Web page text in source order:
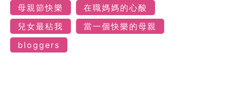
母親節快樂
在職媽媽的心酸
兒女最秥我
當一個快樂的母親
bloggers